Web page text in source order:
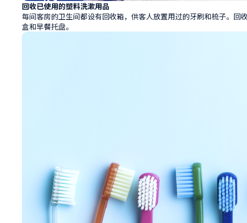
回收已使用的塑料洗漱用品
每间客房的卫生间都设有回收箱，供客人放置用过的牙刷和梳子。回
盒和早餐托盘。